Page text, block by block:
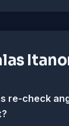
re-check